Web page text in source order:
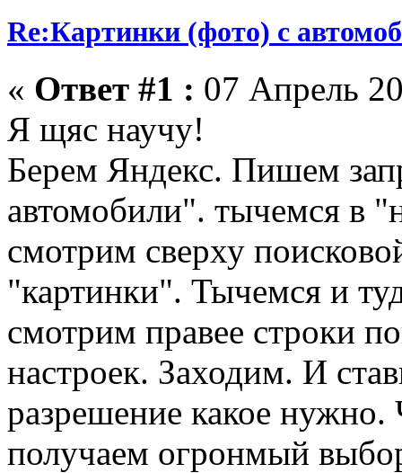
Re:Картинки (фото) с
« Ответ #1 : 07 Апрель
Я щяс научу!
Берем Яндекс. Пишем
автомобили". тычемся в
смотрим сверху
"картинки". Тычемся и
смотрим правее строки
настроек. Заходим. И
разрешение какое нужно.
получаем огронмый